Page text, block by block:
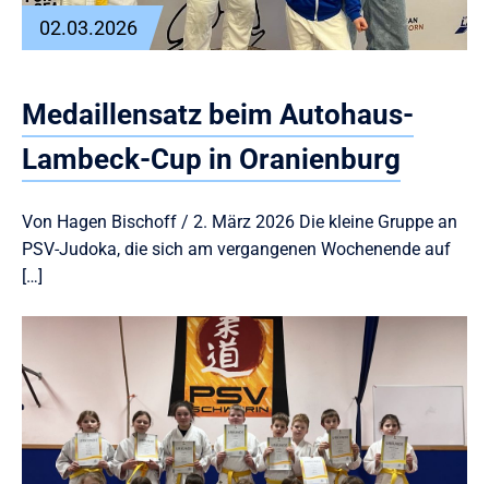
02.03.2026
Medaillensatz beim Autohaus-
Lambeck-Cup in Oranienburg
Von Hagen Bischoff / 2. März 2026 Die kleine Gruppe an
PSV-Judoka, die sich am vergangenen Wochenende auf
[…]